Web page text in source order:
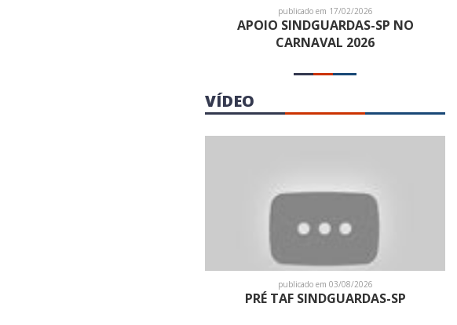
publicado em 17/02/2026
APOIO SINDGUARDAS-SP NO
CARNAVAL 2026
VÍDEO
publicado em 03/08/2026
PRÉ TAF SINDGUARDAS-SP